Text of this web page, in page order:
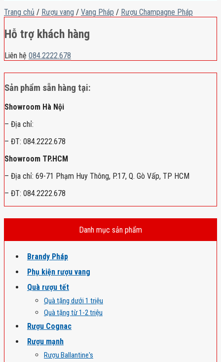
Trang chủ / Rượu vang / Vang Pháp / Rượu Champagne Pháp
Hỗ trợ khách hàng
Liên hệ 084.2222.678
Sản phẩm sẵn hàng tại:
Showroom Hà Nội
– Địa chỉ:
– ĐT: 084.2222.678
Showroom TP.HCM
– Địa chỉ: 69-71 Phạm Huy Thông, P.17, Q. Gò Vấp, TP HCM
– ĐT: 084.2222.678
Danh mục sản phẩm
Brandy Pháp
Phụ kiện rượu vang
Quà rượu tết
Quà tặng dưới 1 triệu
Quà tặng từ 1-2 triệu
Rượu Cognac
Rượu mạnh
Rượu Ballantine's